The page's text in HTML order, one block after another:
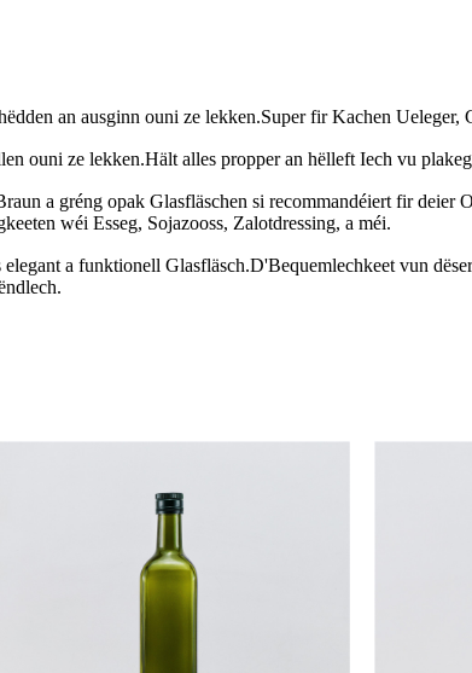
an ausginn ouni ze lekken.Super fir Kachen Ueleger,
ouni ze lekken.Hält alles propper an hëlleft Iech vu
a gréng opak Glasfläschen si recommandéiert fir deier
wéi Esseg, Sojazooss, Zalotdressing, a méi.
a funktionell Glasfläsch.D'Bequemlechkeet vun